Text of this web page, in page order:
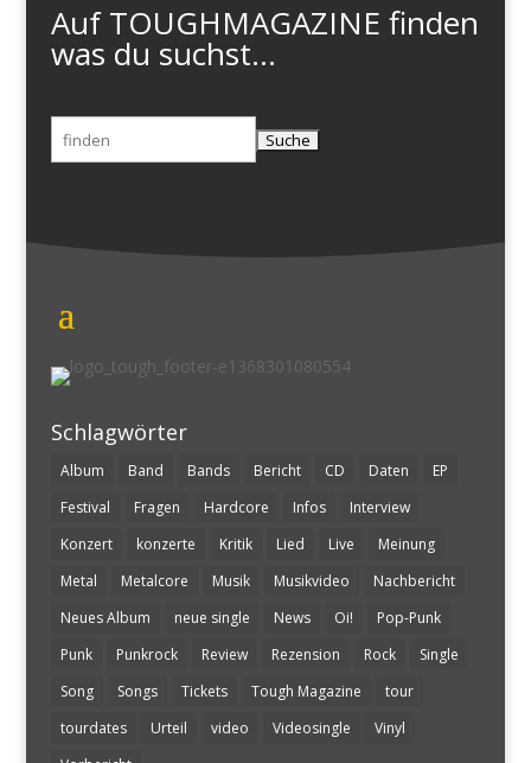
Auf TOUGHMAGAZINE finden
was du suchst...
Suchen
nach:
Schlagwörter
Album Band Bands Bericht CD Daten
EP
Festival
Fragen Hardcore Infos
Interview
Konzert
konzerte Kritik Lied Live
Meinung
Metal
Metalcore Musik Musikvideo
Nachbericht
Neues Album
neue single News Oi!
Pop-Punk
Punk
Punkrock Review Rezension Rock
Single
Song
Songs Tickets Tough Magazine
tour
tourdates
Urteil video Videosingle
Vinyl